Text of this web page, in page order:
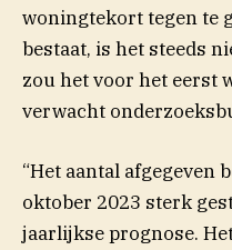
woningtekort tegen te
bestaat, is het steeds
zou het voor het eerst
verwacht
“Het aantal afgegeven
oktober 2023 sterk
jaarlijkse prognose.